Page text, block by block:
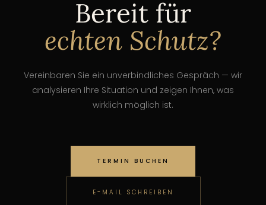
Bereit für
echten Schutz?
Vereinbaren Sie ein unverbindliches Gespräch — wir
analysieren Ihre Situation und zeigen Ihnen, was
wirklich möglich ist.
TERMIN BUCHEN
E-MAIL SCHREIBEN